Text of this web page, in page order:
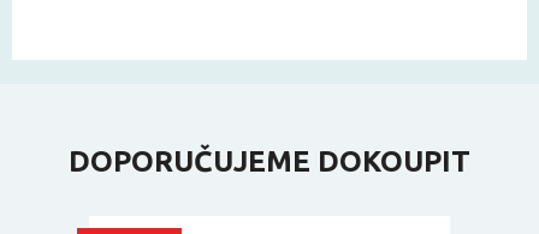
DOPORUČUJEME DOKOUPIT